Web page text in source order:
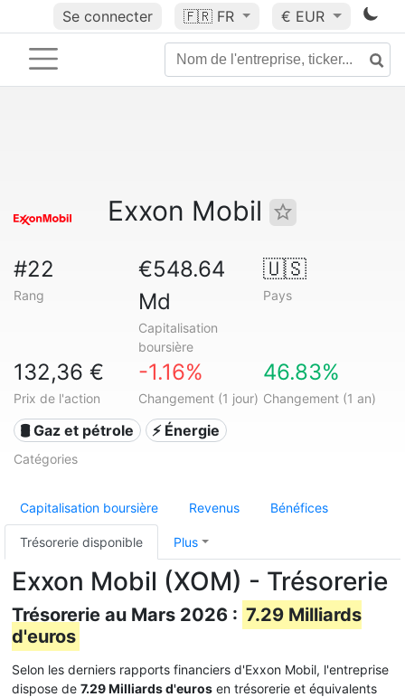
Se connecter 🇫🇷 FR € EUR
Exxon Mobil
#22
Rang
€548.64
Md
Capitalisation
boursière
🇺🇸
Pays
132,36 €
Prix de l'action
-1.16%
Changement (1 jour)
46.83%
Changement (1 an)
🛢 Gaz et pétrole ⚡ Énergie
Catégories
Capitalisation boursière Revenus Bénéfices
Trésorerie disponible Plus
Exxon Mobil (XOM) - Trésorerie
Trésorerie au Mars 2026 : 7.29 Milliards
d'euros
Selon les derniers rapports financiers d'Exxon Mobil, l'entreprise
dispose de 7.29 Milliards d'euros en trésorerie et équivalents